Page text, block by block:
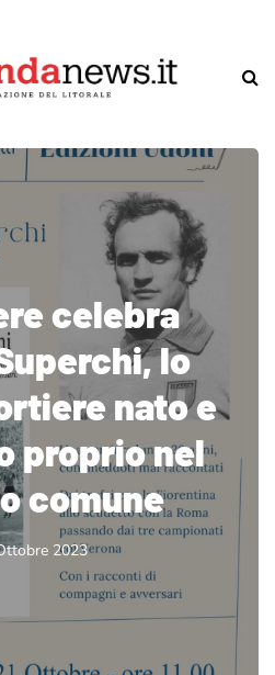
celebra
lo
nato e
proprio nel
comune
2023